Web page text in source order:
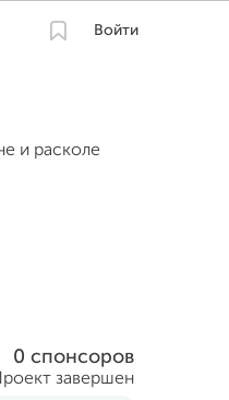
Войти
и расколе
0 спонсоров
Проект завершен